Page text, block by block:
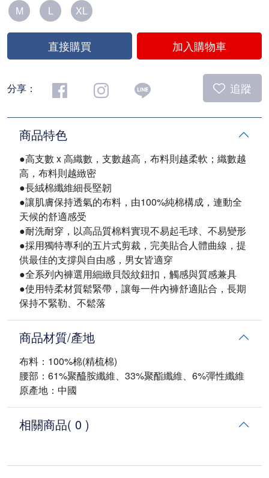
M
L XL
直接購買 加入購物車
分享： 追蹤
商品特色
●高支數 x 高織數，支數越高，布料則越柔軟；織數越
高，布料則越緻密
●長絨棉纖維細長堅韌
●讓肌膚保持透氣的布料，由100%純棉構成，連動全
天候的舒適感受
●耐洗耐穿，以高品質棉料實現不易起毛球、不易變形
●採用獨特專利的五片式剪裁，完美貼合人體曲線，提
供最佳的支撐與自由感，男女皆適穿
●全系列內褲選用細緻貝殼紋鈕扣，觸感與質感兼具
●使用特柔材質鬆緊帶，讓每一件內褲舒適貼合，長期
保持不緊勒、不鬆落
商品材質/產地
布料：100%棉(精梳棉)
腰部：61%聚醯胺纖維、33%聚酯纖維、6%彈性纖維
原產地：中國
相關商品( 0 )